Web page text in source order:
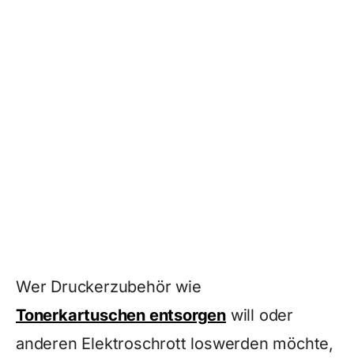
Wer Druckerzubehör wie
Tonerkartuschen entsorgen will oder
anderen Elektroschrott loswerden möchte,